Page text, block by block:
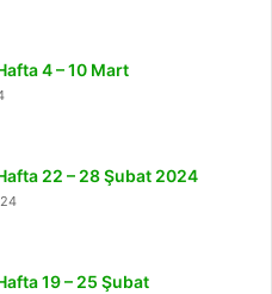
4 – 10 Mart
22 – 28 Şubat 2024
19 – 25 Şubat